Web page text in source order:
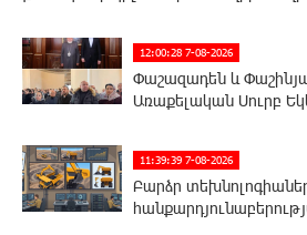
12:00:28 7-08-2026
Փաշազադեն և
Առաքելական Սուրբ
11:39:39 7-08-2026
Բարձր